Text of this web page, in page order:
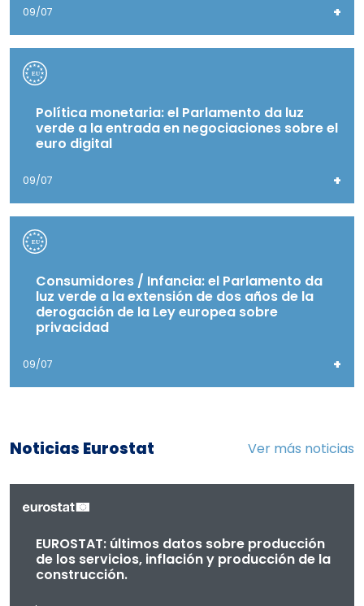
09/07 +
Política monetaria: el Parlamento da luz
verde a la entrada en negociaciones sobre el
euro digital
09/07 +
Consumidores / Infancia: el Parlamento da
luz verde a la extensión de dos años de la
derogación de la Ley europea sobre
privacidad
09/07 +
Noticias Eurostat Ver más noticias
EUROSTAT: últimos datos sobre producción
de los servicios, inflación y producción de la
construcción.